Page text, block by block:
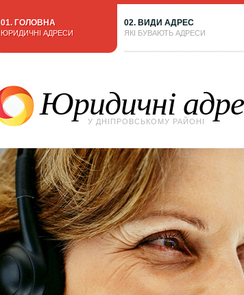
01. ГОЛОВНА
ЮРИДИЧНІ АДРЕСИ
02. ВИДИ АДРЕС
ЯКІ БУВАЮТЬ АДРЕСИ
Юридичні
У ДНІПРОВСЬКОМУ РАЙОНІ